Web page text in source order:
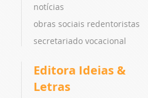
notícias
obras sociais redentoristas
secretariado vocacional
Editora Ideias &
Letras